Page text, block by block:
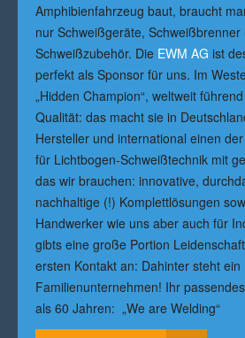
Amphibienfahrzeug baut, braucht
nur Schweißgeräte, Schweißbrenner
Schweißzubehör. Die EWM AG ist
perfekt als Sponsor für uns. Im
„Hidden Champion“, weltweit
Qualität: das macht sie in
Hersteller und international einen
für Lichtbogen-Schweißtechnik mit
das wir brauchen: innovative,
nachhaltige (!) Komplettlösungen
Handwerker wie uns aber auch für
gibts eine große Portion
ersten Kontakt an: Dahinter steht ein
Familienunternehmen! Ihr
als 60 Jahren: „We are Welding“